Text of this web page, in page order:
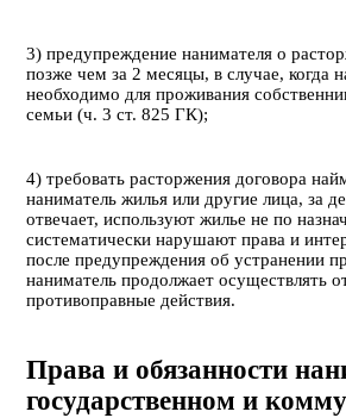
3) предупреждение нанимателя о
позже чем за 2 месяцы, в случае, когда
необходимо для проживания
семьи (ч. 3 ст. 825 ГК);
4) требовать расторжения договора
наниматель жилья или другие лица, за
отвечает, используют жилье не по
систематически нарушают права и
после предупреждения об устранении
наниматель продолжает осуществлять
противоправные действия.
Права и обязанности
государственном и